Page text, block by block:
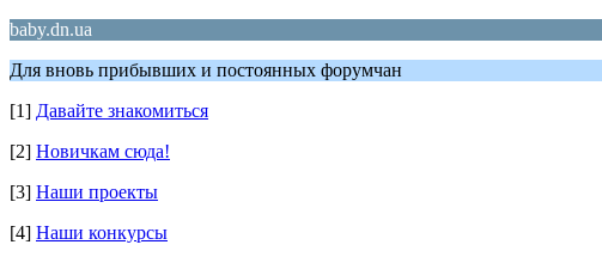
baby.dn.ua
Для вновь прибывших и постоянных форумчан
[1] Давайте знакомиться
[2] Новичкам сюда!
[3] Наши проекты
[4] Наши конкурсы